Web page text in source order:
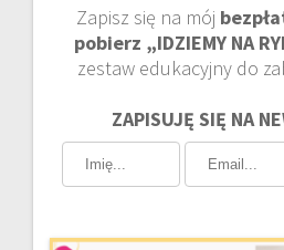
Zapisz się na mój
pobierz „IDZIEMY NA
zestaw edukacyjny do
ZAPISUJĘ SIĘ NA